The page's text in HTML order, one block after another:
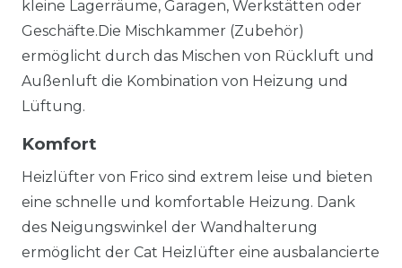
kleine Lagerräume, Garagen, Werkstätten oder
Geschäfte.Die Mischkammer (Zubehör)
ermöglicht durch das Mischen von Rückluft und
Außenluft die Kombination von Heizung und
Lüftung.
Komfort
Heizlüfter von Frico sind extrem leise und bieten
eine schnelle und komfortable Heizung. Dank
des Neigungswinkel der Wandhalterung
ermöglicht der Cat Heizlüfter eine ausbalancierte